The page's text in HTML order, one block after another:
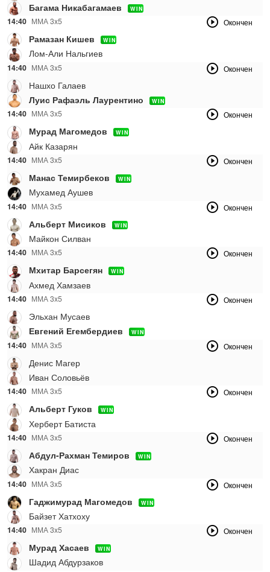
Багама Никабагамаев
WIN
14:40 ММА 3x5 Окончен
Рамазан Кишев WIN
Лом-Али Нальгиев
14:40 ММА 3x5 Окончен
Нашхо Галаев
Луис Рафаэль Лаурентино
WIN
14:40 ММА 3x5 Окончен
Мурад Магомедов WIN
Айк Казарян
14:40 ММА 3x5 Окончен
Манас Темирбеков WIN
Мухамед Аушев
14:40 ММА 3x5 Окончен
Альберт Мисиков WIN
Майкон Силван
14:40 ММА 3x5 Окончен
Мхитар Барсегян WIN
Ахмед Хамзаев
14:40 ММА 3x5 Окончен
Эльхан Мусаев
Евгений Егембердиев
WIN
14:40 ММА 3x5 Окончен
Денис Магер
Иван Соловьёв
14:40 ММА 3x5 Окончен
Альберт Гуков WIN
Херберт Батиста
14:40 ММА 3x5 Окончен
Абдул-Рахман Темиров WIN
Хакран Диас
14:40 ММА 3x5 Окончен
Гаджимурад Магомедов WIN
Байзет Хатхоху
14:40 ММА 3x5 Окончен
Мурад Хасаев WIN
Шадид Абдурзаков